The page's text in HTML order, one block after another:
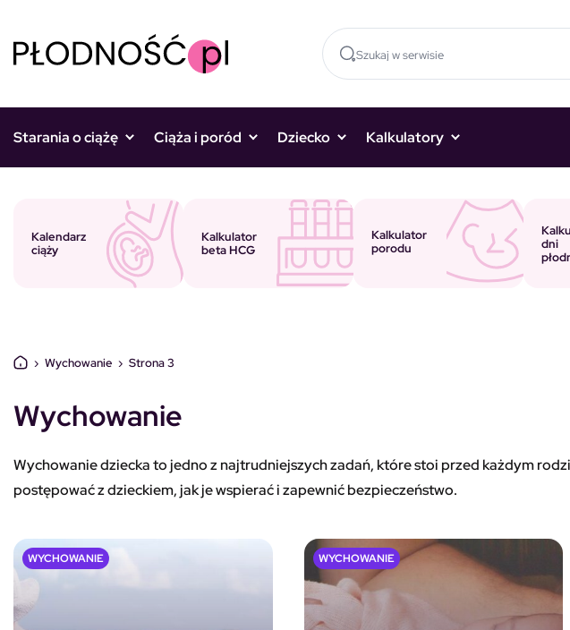
Starania o ciążę Ciąża i poród Dziecko Kalkulatory
Kalendarz
ciąży
Kalkulator
beta HCG
Kalkulator
porodu
dni
› Wychowanie › Strona 3
Wychowanie
Wychowanie dziecka to jedno z najtrudniejszych zadań, które stoi przed każdym
postępować z dzieckiem, jak je wspierać i zapewnić bezpieczeństwo.
WYCHOWANIE WYCHOWANIE